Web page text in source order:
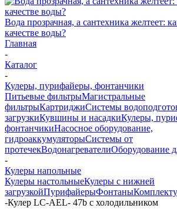
Вода прозрачная, а сантехника желтеет:
качестве воды?
Главная
-
Каталог
-
Кулеры, пурифайеры, фонтанчики
Питьевые фильтрыМагистральные
фильтрыКартриджиСистемы
загрузкиКувшины и насадкиКулеры,
фонтанчикиНасосное оборудование,
гидроаккумуляторыСистемы от
протечекВодонагревателиОборудование
-
Кулеры напольные
Кулеры настольныеКулеры с нижней
загрузкойПурифайерыФонтаны
-Кулер LС-AEL- 47b с холодильником